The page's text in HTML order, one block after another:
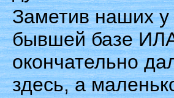
Заметив наших
бывшей базе
окончательно
здесь, а